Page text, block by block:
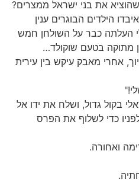
את בני ישראל ממצרים?
הילדים הבוגרים ענין
העלתה כבר על השולחן חמש
מתוקה בטעם שוקולד…
אחרי מאבק עיקש בין עירית
בקול גדול, ושלח את ידו אל
כדי לשלוף את הפרס
ואחורה.